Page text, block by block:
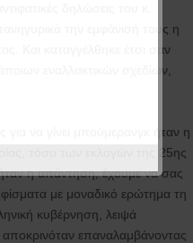
δηλώσεις του κ.
την εμφάνισή τους η
Και καταγγέλθηκε έτσι σαν
εναλλακτικών σχεδίων,
να γίνει μπούμερανγκ ήταν η
τόσο των εκλογών της 25ης
η απάντηση, έχουμε να σας
με μοναδικό ερώτημα τη
κυβέρνηση, λειψά
επαναλαμβάνοντας